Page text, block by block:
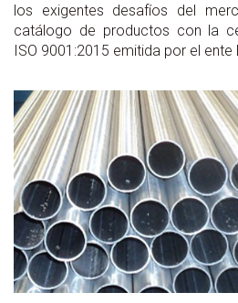
los exigentes desafíos del
catálogo de productos con la
ISO 9001:2015 emitida por el ente